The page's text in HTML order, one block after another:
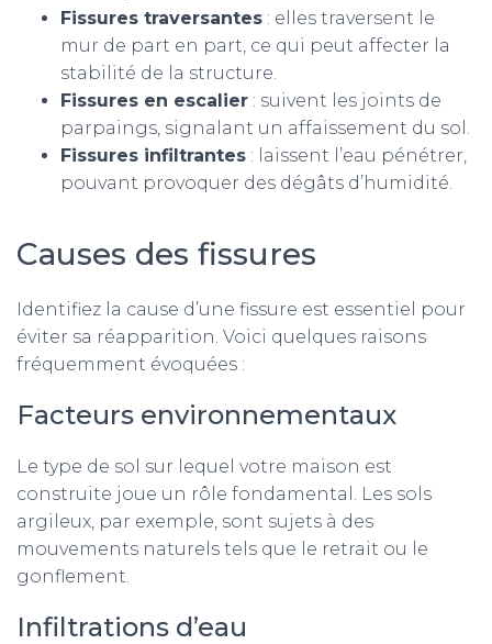
Fissures traversantes : elles traversent le
mur de part en part, ce qui peut affecter la
stabilité de la structure.
Fissures en escalier : suivent les joints de
parpaings, signalant un affaissement du sol.
Fissures infiltrantes : laissent l’eau pénétrer,
pouvant provoquer des dégâts d’humidité.
Causes des fissures
Identifiez la cause d’une fissure est essentiel pour
éviter sa réapparition. Voici quelques raisons
fréquemment évoquées :
Facteurs environnementaux
Le type de sol sur lequel votre maison est
construite joue un rôle fondamental. Les sols
argileux, par exemple, sont sujets à des
mouvements naturels tels que le retrait ou le
gonflement.
Infiltrations d’eau